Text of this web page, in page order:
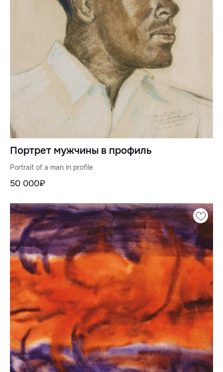
Портрет мужчины в профиль
Portrait of a man in profile
50 000₽